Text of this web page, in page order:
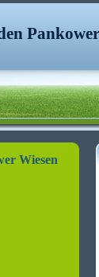
Wiesen